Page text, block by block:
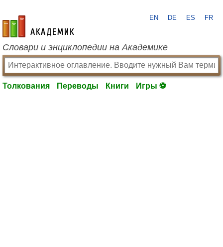
academic.ru
EN DE ES FR
Словари и энциклопедии на Академике
Толкования Переводы Книги Игры ⚽